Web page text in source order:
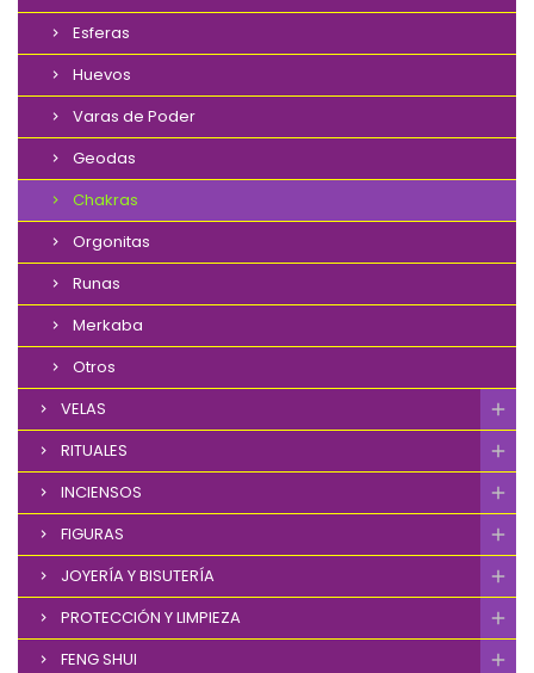
Esferas
Huevos
Varas de Poder
Geodas
Chakras
Orgonitas
Runas
Merkaba
Otros
VELAS
RITUALES
INCIENSOS
FIGURAS
JOYERÍA Y BISUTERÍA
PROTECCIÓN Y LIMPIEZA
FENG SHUI